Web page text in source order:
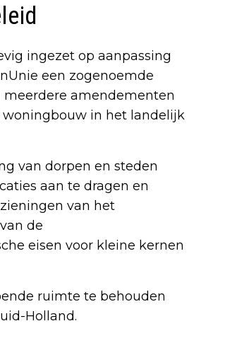
ingezet op aanpassing
een zogenoemde
amendementen
in het landelijk
van dorpen en steden
aan te dragen en
van het
de
eisen voor kleine kernen
ruimte te behouden
Holland.